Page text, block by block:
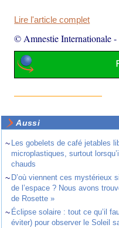
Lire l'article complet
© Amnestie Internationale-
Aussi
~ Les gobelets de café jetables
microplastiques, surtout
chauds
~ D’où viennent ces mystérieux
de l’espace ? Nous avons
de Rosette »
~ Éclipse solaire : tout ce qu’il
éviter) pour observer le Soleil